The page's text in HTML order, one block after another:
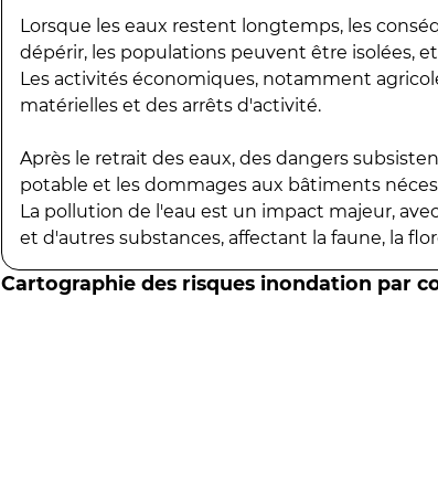
Lorsque les eaux restent longtemps, les
dépérir, les populations peuvent être isolées,
Les activités économiques, notamment
matérielles et des arrêts d'activité.
Après le retrait des eaux, des dangers
potable et les dommages aux bâtiments
La pollution de l'eau est un impact majeur,
et d'autres substances, affectant la faune, la
Cartographie des risques inondation par